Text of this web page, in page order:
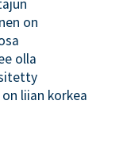
on
olla
liian korkea